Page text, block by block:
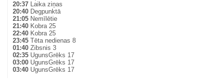
20:37 Laika ziņas
20:40 Degpunktā
21:05 Nemīlētie
21:40 Kobra 25
22:40 Kobra 25
23:45 Tēta nedienas 8
01:40 Zibsnis 3
02:35 UgunsGrēks 17
03:00 UgunsGrēks 17
03:40 UgunsGrēks 17